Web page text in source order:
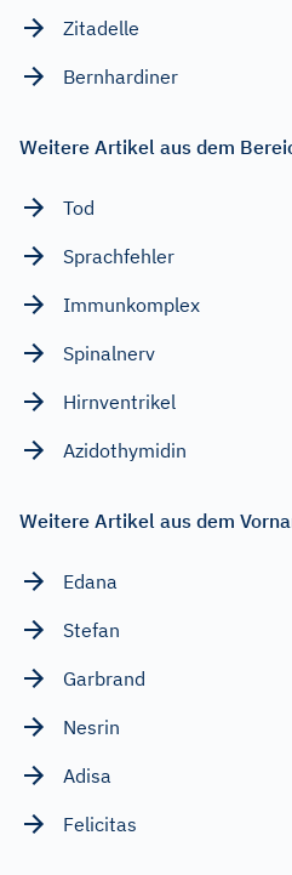
Zitadelle
Bernhardiner
Weitere Artikel aus dem
Tod
Sprachfehler
Immunkomplex
Spinalnerv
Hirnventrikel
Azidothymidin
Weitere Artikel aus dem
Edana
Stefan
Garbrand
Nesrin
Adisa
Felicitas